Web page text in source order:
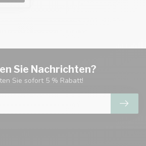
Sie Nachrichten?
Sie sofort 5 % Rabatt!